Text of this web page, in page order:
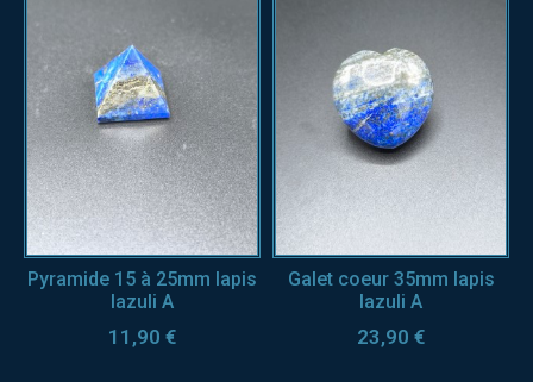
Pyramide 15 à 25mm lapis
lazuli A
11,90 €
Galet coeur 35mm lapis
lazuli A
23,90 €